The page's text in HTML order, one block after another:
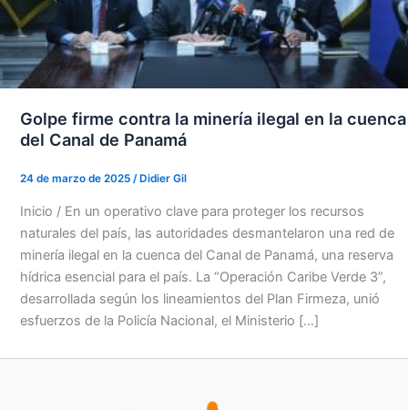
Golpe firme contra la minería ilegal en la cuenca
del Canal de Panamá
24 de marzo de 2025 / Didier Gil
Inicio / En un operativo clave para proteger los recursos
naturales del país, las autoridades desmantelaron una red de
minería ilegal en la cuenca del Canal de Panamá, una reserva
hídrica esencial para el país. La “Operación Caribe Verde 3”,
desarrollada según los lineamientos del Plan Firmeza, unió
esfuerzos de la Policía Nacional, el Ministerio […]